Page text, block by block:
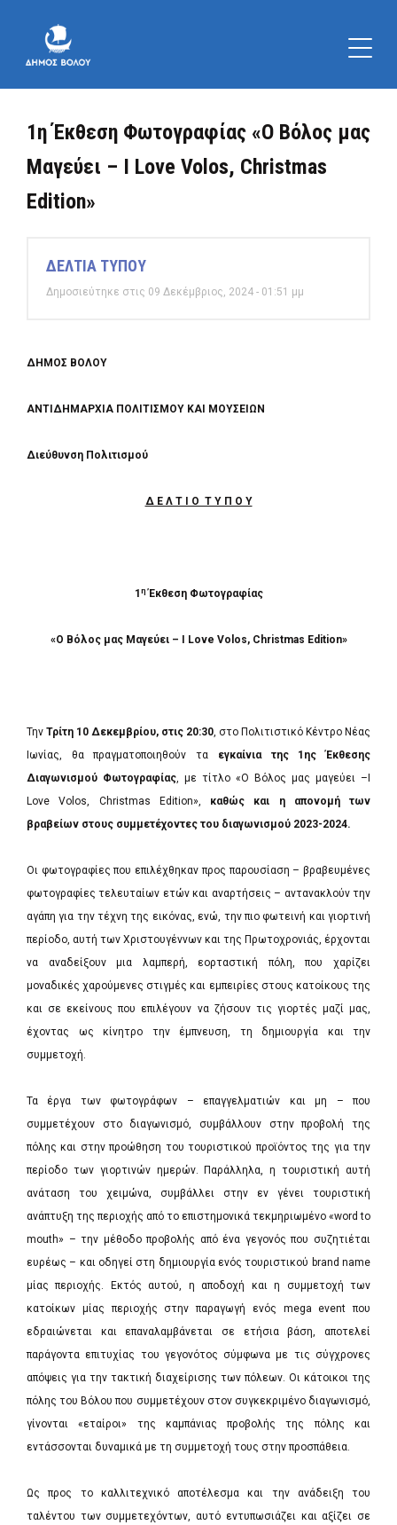
1η Έκθεση Φωτογραφίας «Ο Βόλος μας
Μαγεύει – I Love Volos, Christmas
Edition»
ΔΕΛΤΙΑ ΤΥΠΟΥ
Δημοσιεύτηκε στις 09 Δεκέμβριος, 2024 - 01:51 μμ
ΔΗΜΟΣ ΒΟΛΟΥ
ΑΝΤΙΔΗΜΑΡΧΙΑ ΠΟΛΙΤΙΣΜΟΥ ΚΑΙ ΜΟΥΣΕΙΩΝ
Διεύθυνση Πολιτισμού
Δ Ε Λ Τ Ι Ο Τ Υ Π Ο Υ
1 η Έκθεση Φωτογραφίας
«Ο Βόλος μας Μαγεύει– I Love Volos, Christmas Edition»
Την Τρίτη 10 Δεκεμβρίου, στις 20:30, στο Πολιτιστικό Κέντρο Νέας
Ιωνίας, θα πραγματοποιηθούν τα εγκαίνια της 1ης Έκθεσης
Διαγωνισμού Φωτογραφίας, με τίτλο «Ο Βόλος μας μαγεύει –I
Love Volos, Christmas Edition», καθώς και η απονομή των
βραβείων στους συμμετέχοντες του διαγωνισμού 2023-2024.
Οι φωτογραφίες που επιλέχθηκαν προς παρουσίαση – βραβευμένες
φωτογραφίες τελευταίων ετών και αναρτήσεις – αντανακλούν την
αγάπη για την τέχνη της εικόνας, ενώ, την πιο φωτεινή και γιορτινή
περίοδο, αυτή των Χριστουγέννων και της Πρωτοχρονιάς, έρχονται
να αναδείξουν μια λαμπερή, εορταστική πόλη, που χαρίζει
μοναδικές χαρούμενες στιγμές και εμπειρίες στους κατοίκους της
και σε εκείνους που επιλέγουν να ζήσουν τις γιορτές μαζί μας,
έχοντας ως κίνητρο την έμπνευση, τη δημιουργία και την
συμμετοχή.
Τα έργα των φωτογράφων – επαγγελματιών και μη – που
συμμετέχουν στο διαγωνισμό, συμβάλλουν στην προβολή της
πόλης και στην προώθηση του τουριστικού προϊόντος της για την
περίοδο των γιορτινών ημερών. Παράλληλα, η τουριστική αυτή
ανάταση του χειμώνα, συμβάλλει στην εν γένει τουριστική
ανάπτυξη της περιοχής από το επιστημονικά τεκμηριωμένο «word to
mouth» – την μέθοδο προβολής από ένα γεγονός που συζητιέται
ευρέως – και οδηγεί στη δημιουργία ενός τουριστικού brand name
μίας περιοχής. Εκτός αυτού, η αποδοχή και η συμμετοχή των
κατοίκων μίας περιοχής στην παραγωγή ενός mega event που
εδραιώνεται και επαναλαμβάνεται σε ετήσια βάση, αποτελεί
παράγοντα επιτυχίας του γεγονότος σύμφωνα με τις σύγχρονες
απόψεις για την τακτική διαχείρισης των πόλεων. Οι κάτοικοι της
πόλης του Βόλου που συμμετέχουν στον συγκεκριμένο διαγωνισμό,
γίνονται «εταίροι» της καμπάνιας προβολής της πόλης και
εντάσσονται δυναμικά με τη συμμετοχή τους στην προσπάθεια.
Ως προς το καλλιτεχνικό αποτέλεσμα και την ανάδειξη του
ταλέντου των συμμετεχόντων, αυτό εντυπωσιάζει και αξίζει σε